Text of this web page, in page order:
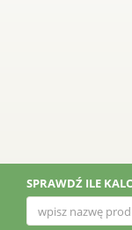
SPRAWDŹ ILE